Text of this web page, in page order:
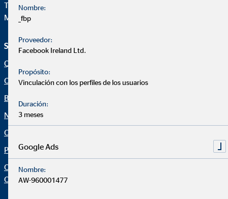
Telefax: +34 91 44710-29
Mail:ovb@central.ovb.es
Servicio e información
Quiénes Somos
Consultoría financiera
Blog
Noticias
Calculadora financiera
Protección de datos
Organization: "Datos sobre
OVB"
Política de cookies
Nombre:
_fbp
Proveedor:
Facebook Ireland Ltd.
Propósito:
Vinculación con los perfiles de los usuarios
Duración:
3 meses
Google Ads
Nombre:
AW-960001477